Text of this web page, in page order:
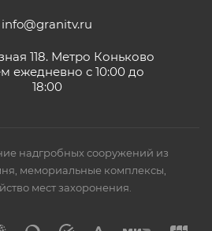
info@granitv.ru
118. Метро Коньково
ежедневно с 10:00 до
18:00
надгробных сооружений из
мемориальные комплексы,
мест захоронения.